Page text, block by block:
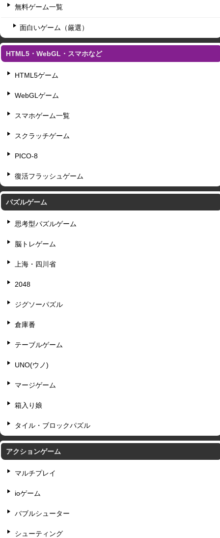
無料ゲーム一覧
面白いゲーム（厳選）
HTML5・WebGL・スマホなど
HTML5ゲーム
WebGLゲーム
スマホゲーム一覧
スクラッチゲーム
PICO-8
復活フラッシュゲーム
パズルゲーム
思考型パズルゲーム
脳トレゲーム
上海・四川省
2048
ジグソーパズル
倉庫番
テーブルゲーム
UNO(ウノ)
マージゲーム
箱入り娘
タイル・ブロックパズル
アクションゲーム
マルチプレイ
ioゲーム
バブルシューター
シューティング